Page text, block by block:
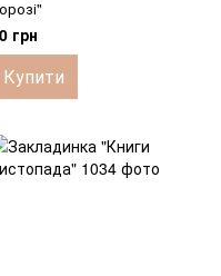
грн
Купити